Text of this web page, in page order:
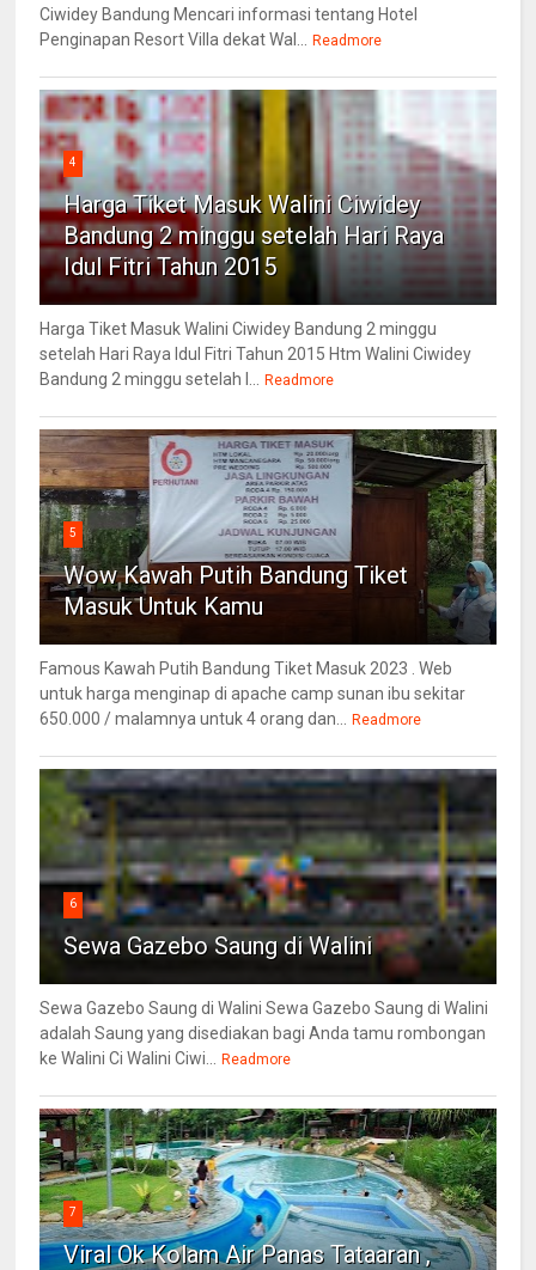
Ciwidey Bandung Mencari informasi tentang Hotel
Penginapan Resort Villa dekat Wal...
Readmore
4
Harga Tiket Masuk Walini Ciwidey
Bandung 2 minggu setelah Hari Raya
Idul Fitri Tahun 2015
Harga Tiket Masuk Walini Ciwidey Bandung 2 minggu
setelah Hari Raya Idul Fitri Tahun 2015 Htm Walini Ciwidey
Bandung 2 minggu setelah l...
Readmore
5
Wow Kawah Putih Bandung Tiket
Masuk Untuk Kamu
Famous Kawah Putih Bandung Tiket Masuk 2023 . Web
untuk harga menginap di apache camp sunan ibu sekitar
650.000 / malamnya untuk 4 orang dan...
Readmore
6
Sewa Gazebo Saung di Walini
Sewa Gazebo Saung di Walini Sewa Gazebo Saung di Walini
adalah Saung yang disediakan bagi Anda tamu rombongan
ke Walini Ci Walini Ciwi...
Readmore
7
Viral Ok Kolam Air Panas Tataaran ,